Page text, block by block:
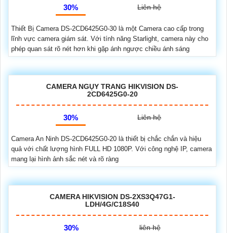
30% Liên hệ
Thiết Bị Camera DS-2CD6425G0-30 là một Camera cao cấp trong
lĩnh vực camera giám sát. Với tính năng Starlight, camera này cho
phép quan sát rõ nét hơn khi gặp ánh ngược chiều ánh sáng
CAMERA NGỤY TRANG HIKVISION DS-
2CD6425G0-20
30% Liên hệ
Camera An Ninh DS-2CD6425G0-20 là thiết bị chắc chắn và hiệu
quả với chất lượng hình FULL HD 1080P. Với công nghệ IP, camera
mang lại hình ảnh sắc nét và rõ ràng
CAMERA HIKVISION DS-2XS3Q47G1-
LDH/4G/C18S40
30% liên hệ